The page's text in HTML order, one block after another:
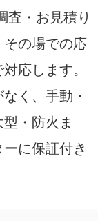
査・お見積り
の場での応
応します。
く、手動・
・防火ま
に保証付き